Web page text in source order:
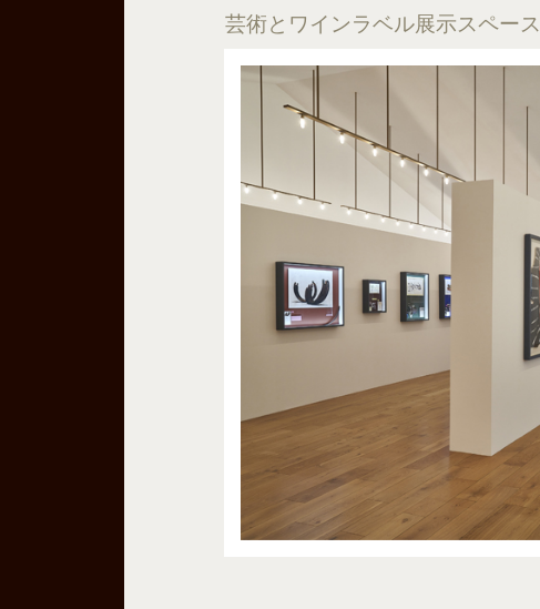
芸術とワインラベル展示スペース